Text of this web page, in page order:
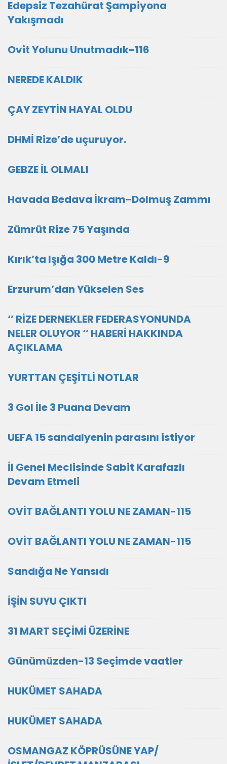
Edepsiz Tezahürat Şampiyona
Yakışmadı
Ovit Yolunu Unutmadık-116
NEREDE KALDIK
ÇAY ZEYTİN HAYAL OLDU
DHMİ Rize’de uçuruyor.
GEBZE İL OLMALI
Havada Bedava İkram-Dolmuş Zammı
Zümrüt Rize 75 Yaşında
Kırık’ta Işığa 300 Metre Kaldı-9
Erzurum’dan Yükselen Ses
‘’ RİZE DERNEKLER FEDERASYONUNDA
NELER OLUYOR ‘’ HABERİ HAKKINDA
AÇIKLAMA
YURTTAN ÇEŞİTLİ NOTLAR
3 Gol İle 3 Puana Devam
UEFA 15 sandalyenin parasını istiyor
İl Genel Meclisinde Sabit Karafazlı
Devam Etmeli
OVİT BAĞLANTI YOLU NE ZAMAN-115
OVİT BAĞLANTI YOLU NE ZAMAN-115
Sandığa Ne Yansıdı
İŞİN SUYU ÇIKTI
31 MART SEÇİMİ ÜZERİNE
Günümüzden-13 Seçimde vaatler
HUKÜMET SAHADA
HUKÜMET SAHADA
OSMANGAZ KÖPRÜSÜNE YAP/